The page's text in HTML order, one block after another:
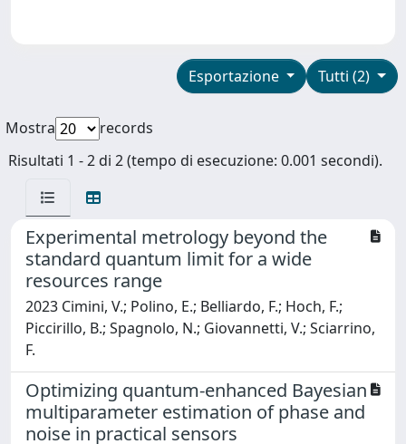
Tutti (2)
Esportazione
Mostra
records
Risultati 1 - 2 di 2 (tempo di esecuzione: 0.001 secondi).
Experimental metrology beyond the
standard quantum limit for a wide
resources range
2023 Cimini, V.; Polino, E.; Belliardo, F.; Hoch, F.;
Piccirillo, B.; Spagnolo, N.; Giovannetti, V.; Sciarrino,
F.
Optimizing quantum-enhanced Bayesian
multiparameter estimation of phase and
noise in practical sensors